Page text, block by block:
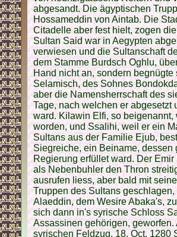
abgesandt. Die ägyptischen
Hossameddin von Aintab. Die
Citadelle aber fest hielt, zogen
Sultan Said war in Aegypten
verwiesen und die Sultanschaft
dem Stamme Burdsch Oghlu,
Hand nicht an, sondern
Selamisch, des Sohnes
aber die Namensherrschaft des
Tage, nach welchen er
ward. Kilawin Elfi, so
worden, und Ssalihi, weil er ein
Sultans aus der Familie Ejub,
Siegreiche, ein Beiname,
Regierung erfüllet ward. Der
als Nebenbuhler den Thron
ausrufen liess, aber bald mit
Truppen des Sultans
Alaeddin, dem Wesire Abaka's,
sich dann in's syrische Schloss
Assassinen gehörigen,
syrischen Feldzug. 18. Oct. 1280